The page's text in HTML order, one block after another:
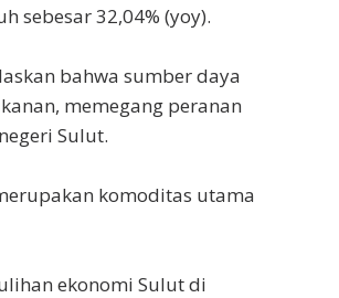
sebesar 32,04% (yoy).
bahwa sumber daya
memegang peranan
Sulut.
komoditas utama
ekonomi Sulut di